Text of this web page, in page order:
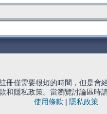
冊僅需要很短的時間，但是會
和隱私政策。當瀏覽討論區時
使用條款
隱私政策